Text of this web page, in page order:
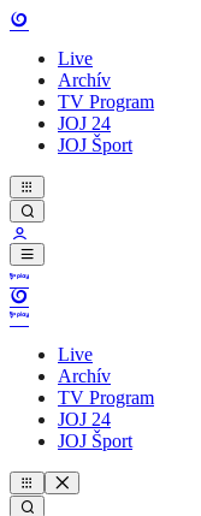
Live
Archív
TV Program
JOJ 24
JOJ Šport
Live
Archív
TV Program
JOJ 24
JOJ Šport